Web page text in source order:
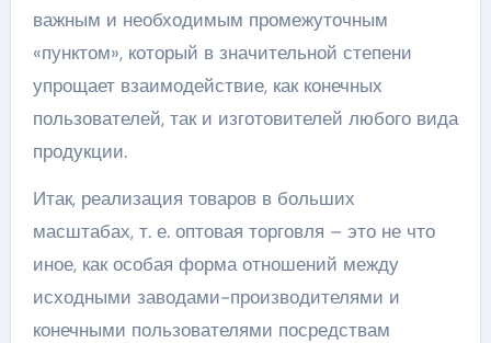
важным и необходимым промежуточным
«пунктом», который в значительной степени
упрощает взаимодействие, как конечных
пользователей, так и изготовителей любого вида
продукции.
Итак, реализация товаров в больших
масштабах, т. е. оптовая торговля – это не что
иное, как особая форма отношений между
исходными заводами-производителями и
конечными пользователями посредствам